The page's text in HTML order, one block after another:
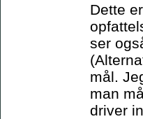
Dette
ser
mål.
man
driver